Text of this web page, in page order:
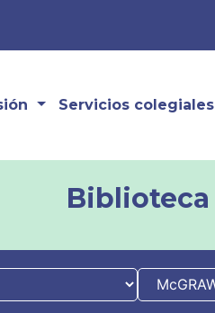
Servicios colegiales
Biblioteca